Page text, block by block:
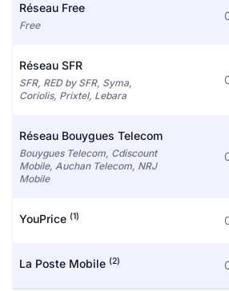
Réseau Free
Free
Réseau SFR
SFR, RED by SFR, Syma,
Coriolis, Prixtel, Lebara
Réseau Bouygues Telecom
Bouygues Telecom, Cdiscount
Mobile, Auchan Telecom, NRJ
Mobile
YouPrice (1)
La Poste Mobile (2)